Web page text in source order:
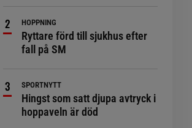
HOPPNING
Ryttare förd till sjukhus efter
fall på SM
SPORTNYTT
Hingst som satt djupa avtryck i
hoppaveln är död